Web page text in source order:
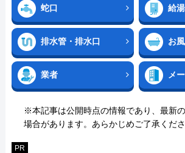
蛇口 給
排水管・排水口 お
業者 メ
※本記事は公開時点の情報であり、最新
場合があります。あらかじめご了承くださ
PR